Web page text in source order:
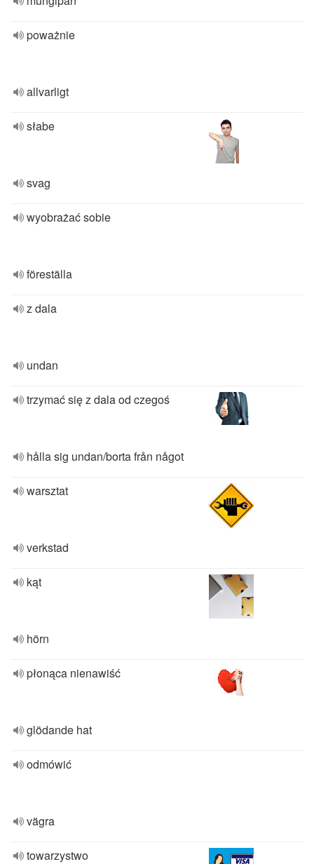
poważnie
allvarligt
słabe
svag
wyobrażać sobie
föreställa
z dala
undan
trzymać się z dala od czegoś
hålla sig undan/borta från något
warsztat
verkstad
kąt
hörn
płonąca nienawiść
glödande hat
odmówić
vägra
towarzystwo